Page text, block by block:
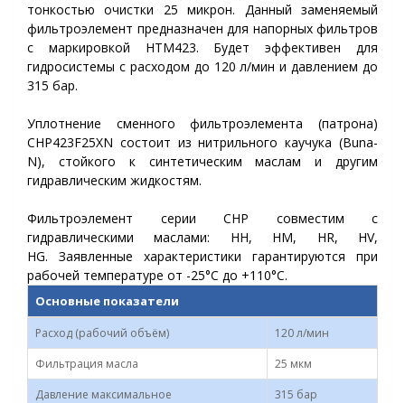
тонкостью очистки 25 микрон. Данный заменяемый
фильтроэлемент предназначен для напорных фильтров
с маркировкой HTM423. Будет эффективен для
гидросистемы с расходом до 120 л/мин и давлением до
315 бар.
Уплотнение сменного фильтроэлемента (патрона)
CHP423F25XN состоит из нитрильного каучука (Buna-
N), стойкого к синтетическим маслам и другим
гидравлическим жидкостям.
Фильтроэлемент серии CHP совместим с
гидравлическими маслами: HH, HM, HR, HV,
HG. Заявленные характеристики гарантируются при
рабочей температуре от -25°C до +110°C.
Основные показатели
Расход (рабочий объём)
120 л/мин
Фильтрация масла
25 мкм
Давление максимальное
315 бар